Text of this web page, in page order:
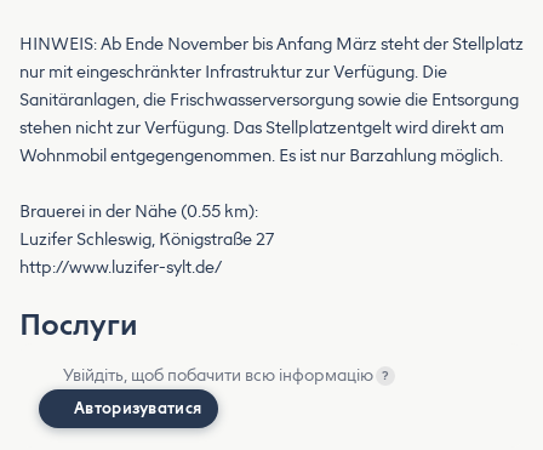
HINWEIS: Ab Ende November bis Anfang März steht der Stellplatz
nur mit eingeschränkter Infrastruktur zur Verfügung. Die
Sanitäranlagen, die Frischwasserversorgung sowie die Entsorgung
stehen nicht zur Verfügung. Das Stellplatzentgelt wird direkt am
Wohnmobil entgegengenommen. Es ist nur Barzahlung möglich.
Brauerei in der Nähe (0.55 km):
Luzifer Schleswig, Königstraße 27
http://www.luzifer-sylt.de/
Послуги
Увійдіть, щоб побачити всю інформацію ?
Авторизуватися